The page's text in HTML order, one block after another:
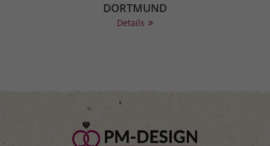
DORTMUND
Details